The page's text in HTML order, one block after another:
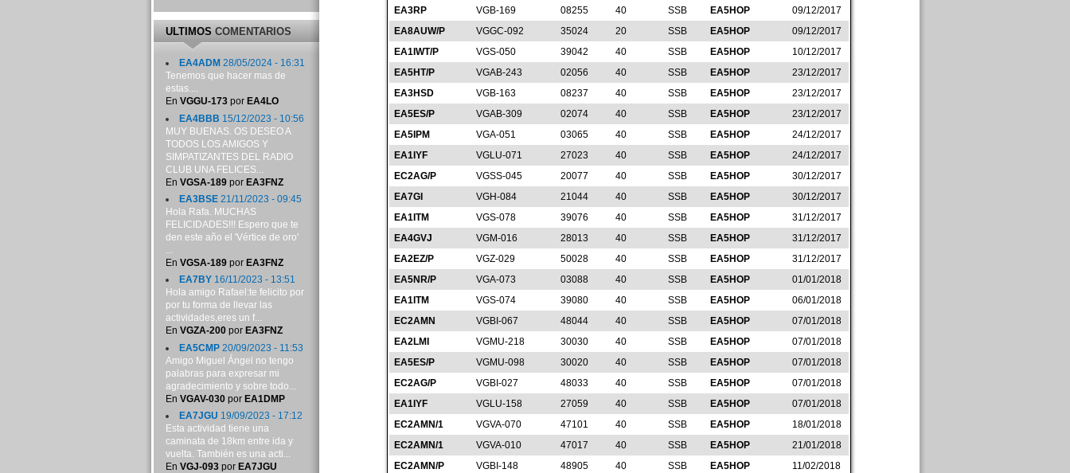
EA3RP
VGB-169 08255 40 SSB EA5HOP
09/12/2017
EA8AUW/P
VGGC-092 35024 20 SSB EA5HOP
09/12/2017
EA1IWT/P
VGS-050 39042 40 SSB EA5HOP
10/12/2017
EA5HT/P
VGAB-243 02056 40 SSB EA5HOP
23/12/2017
EA3HSD
VGB-163 08237 40 SSB EA5HOP
23/12/2017
EA5ES/P
VGAB-309 02074 40 SSB EA5HOP
23/12/2017
EA5IPM
VGA-051 03065 40 SSB EA5HOP
24/12/2017
EA1IYF
VGLU-071 27023 40 SSB EA5HOP
24/12/2017
EC2AG/P
VGSS-045 20077 40 SSB EA5HOP
30/12/2017
EA7GI
VGH-084 21044 40 SSB EA5HOP
30/12/2017
EA1ITM
VGS-078 39076 40 SSB EA5HOP
31/12/2017
EA4GVJ
VGM-016 28013 40 SSB EA5HOP
31/12/2017
EA2EZ/P
VGZ-029 50028 40 SSB EA5HOP
31/12/2017
EA5NR/P
VGA-073 03088 40 SSB EA5HOP
01/01/2018
EA1ITM
VGS-074 39080 40 SSB EA5HOP
06/01/2018
EC2AMN
VGBI-067 48044 40 SSB EA5HOP
07/01/2018
EA2LMI
VGMU-218 30030 40 SSB EA5HOP
07/01/2018
EA5ES/P
VGMU-098 30020 40 SSB EA5HOP
07/01/2018
EC2AG/P
VGBI-027 48033 40 SSB EA5HOP
07/01/2018
EA1IYF
VGLU-158 27059 40 SSB EA5HOP
07/01/2018
EC2AMN/1
VGVA-070 47101 40 SSB EA5HOP
18/01/2018
EC2AMN/1
VGVA-010 47017 40 SSB EA5HOP
21/01/2018
EC2AMN/P
VGBI-148 48905 40 SSB EA5HOP
11/02/2018
ULTIMOSCOMENTARIOS
EA4ADM 28/05/2024 - 16:31
Tenemos que hacer mas de
estas....
En VGGU-173por EA4LO
EA4BBB 15/12/2023 - 10:56
MUY BUENAS. OS DESEO A
TODOS LOS AMIGOS Y
SIMPATIZANTES DEL RADIO
CLUB UNA FELICES...
En VGSA-189por EA3FNZ
EA3BSE21/11/2023 - 09:45
Hola Rafa. MUCHAS
FELICIDADES!!! Espero que te
den este año el 'Vértice de oro'
...
En VGSA-189por EA3FNZ
EA7BY16/11/2023 - 13:51
Hola amigo Rafael:te felicito por
por tu forma de llevar las
actividades,eres un f...
En VGZA-200por EA3FNZ
EA5CMP20/09/2023 - 11:53
Amigo Miguel Ángel no tengo
palabras para expresar mi
agradecimiento y sobre todo...
En VGAV-030por EA1DMP
EA7JGU 19/09/2023 - 17:12
Esta actividad tiene una
caminata de 18km entre ida y
vuelta. También es una acti...
En VGJ-093por EA7JGU